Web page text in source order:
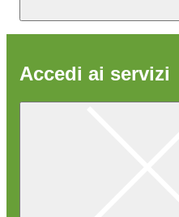
Accedi ai servizi